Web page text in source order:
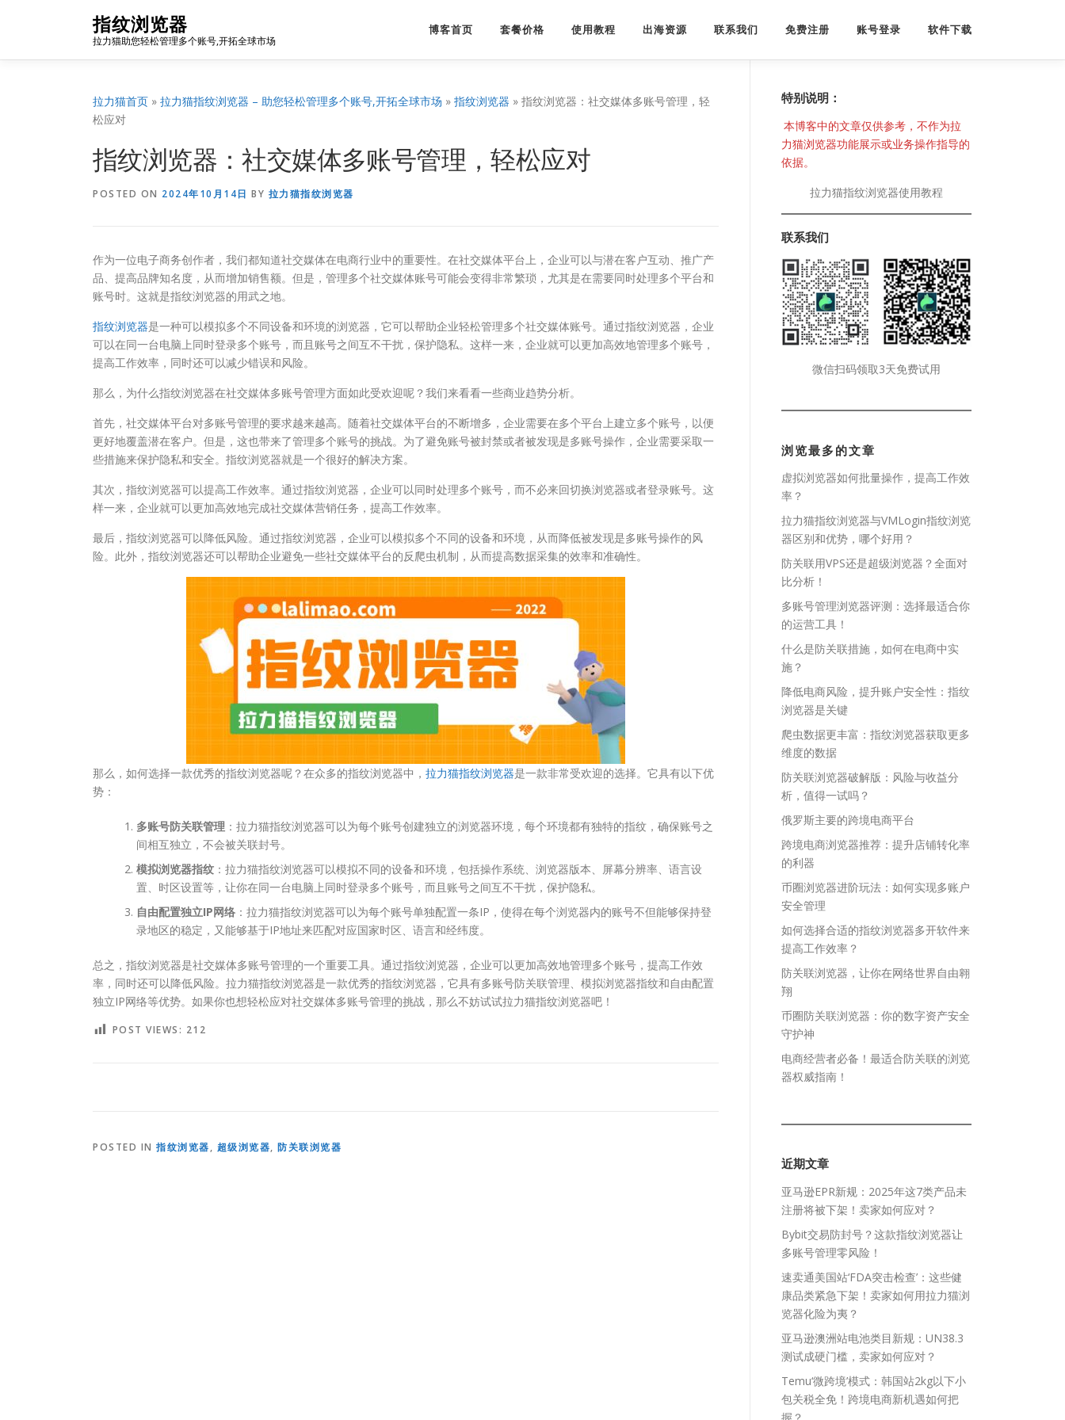
指纹浏览器
拉力猫助您轻松管理多个账号,开拓全球市场
博客首页 套餐价格 使用教程 出海资源 联系我们 免费注册 账号登录 软件下载
拉力猫首页 » 拉力猫指纹浏览器 – 助您轻松管理多个账号,开拓全球市场 » 指纹浏览器 » 指纹浏览器：社交媒体多账号管理，轻
松应对
指纹浏览器：社交媒体多账号管理，轻松应对
POSTED ON 2024年10月14日 BY 拉力猫指纹浏览器
作为一位电子商务创作者，我们都知道社交媒体在电商行业中的重要性。在社交媒体平台上，企业可以与潜在客户互动、推广产
品、提高品牌知名度，从而增加销售额。但是，管理多个社交媒体账号可能会变得非常繁琐，尤其是在需要同时处理多个平台和
账号时。这就是指纹浏览器的用武之地。
指纹浏览器是一种可以模拟多个不同设备和环境的浏览器，它可以帮助企业轻松管理多个社交媒体账号。通过指纹浏览器，企业
可以在同一台电脑上同时登录多个账号，而且账号之间互不干扰，保护隐私。这样一来，企业就可以更加高效地管理多个账号，
提高工作效率，同时还可以减少错误和风险。
那么，为什么指纹浏览器在社交媒体多账号管理方面如此受欢迎呢？我们来看看一些商业趋势分析。
首先，社交媒体平台对多账号管理的要求越来越高。随着社交媒体平台的不断增多，企业需要在多个平台上建立多个账号，以便
更好地覆盖潜在客户。但是，这也带来了管理多个账号的挑战。为了避免账号被封禁或者被发现是多账号操作，企业需要采取一
些措施来保护隐私和安全。指纹浏览器就是一个很好的解决方案。
其次，指纹浏览器可以提高工作效率。通过指纹浏览器，企业可以同时处理多个账号，而不必来回切换浏览器或者登录账号。这
样一来，企业就可以更加高效地完成社交媒体营销任务，提高工作效率。
最后，指纹浏览器可以降低风险。通过指纹浏览器，企业可以模拟多个不同的设备和环境，从而降低被发现是多账号操作的风
险。此外，指纹浏览器还可以帮助企业避免一些社交媒体平台的反爬虫机制，从而提高数据采集的效率和准确性。
那么，如何选择一款优秀的指纹浏览器呢？在众多的指纹浏览器中， 拉力猫指纹浏览器是一款非常受欢迎的选择。它具有以下优
势：
多账号防关联管理 ：拉力猫指纹浏览器可以为每个账号创建独立的浏览器环境，每个环境都有独特的指纹，确保账号之
间相互独立，不会被关联封号。
模拟浏览器指纹 ：拉力猫指纹浏览器可以模拟不同的设备和环境，包括操作系统、浏览器版本、屏幕分辨率、语言设
置、时区设置等，让你在同一台电脑上同时登录多个账号，而且账号之间互不干扰，保护隐私。
自由配置独立IP网络 ：拉力猫指纹浏览器可以为每个账号单独配置一条IP，使得在每个浏览器内的账号不但能够保持登
录地区的稳定，又能够基于IP地址来匹配对应国家时区、语言和经纬度。
总之，指纹浏览器是社交媒体多账号管理的一个重要工具。通过指纹浏览器，企业可以更加高效地管理多个账号，提高工作效
率，同时还可以降低风险。拉力猫指纹浏览器是一款优秀的指纹浏览器，它具有多账号防关联管理、模拟浏览器指纹和自由配置
独立IP网络等优势。如果你也想轻松应对社交媒体多账号管理的挑战，那么不妨试试拉力猫指纹浏览器吧！
POST VIEWS: 212
POSTED IN 指纹浏览器, 超级浏览器, 防关联浏览器
特别说明：
本博客中的文章仅供参考，不作为拉
力猫浏览器功能展示或业务操作指导的
依据。
拉力猫指纹浏览器使用教程
联系我们
微信扫码领取3天免费试用
浏览最多的文章
虚拟浏览器如何批量操作，提高工作效
率？
拉力猫指纹浏览器与VMLogin指纹浏览
器区别和优势，哪个好用？
防关联用VPS还是超级浏览器？全面对
比分析！
多账号管理浏览器评测：选择最适合你
的运营工具！
什么是防关联措施，如何在电商中实
施？
降低电商风险，提升账户安全性：指纹
浏览器是关键
爬虫数据更丰富：指纹浏览器获取更多
维度的数据
防关联浏览器破解版：风险与收益分
析，值得一试吗？
俄罗斯主要的跨境电商平台
跨境电商浏览器推荐：提升店铺转化率
的利器
币圈浏览器进阶玩法：如何实现多账户
安全管理
如何选择合适的指纹浏览器多开软件来
提高工作效率？
防关联浏览器，让你在网络世界自由翱
翔
币圈防关联浏览器：你的数字资产安全
守护神
电商经营者必备！最适合防关联的浏览
器权威指南！
近期文章
亚马逊EPR新规：2025年这7类产品未
注册将被下架！卖家如何应对？
Bybit交易防封号？这款指纹浏览器让
多账号管理零风险！
速卖通美国站‘FDA突击检查’：这些健
康品类紧急下架！卖家如何用拉力猫浏
览器化险为夷？
亚马逊澳洲站电池类目新规：UN38.3
测试成硬门槛，卖家如何应对？
Temu‘微跨境’模式：韩国站2kg以下小
包关税全免！跨境电商新机遇如何把